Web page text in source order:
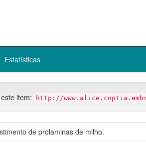
Estatísticas
item: http://
de prolaminas de milho.